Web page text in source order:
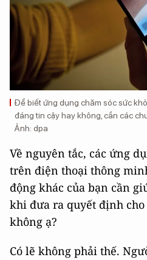
Để biết ứng dụng chăm sóc sức
đáng tin cậy hay không, cần các
Ảnh: dpa
Về nguyên tắc, các ứng
trên điện thoại thông
động khác của bạn cần
khi đưa ra quyết định
không ạ?
Có lẽ không phải thế.